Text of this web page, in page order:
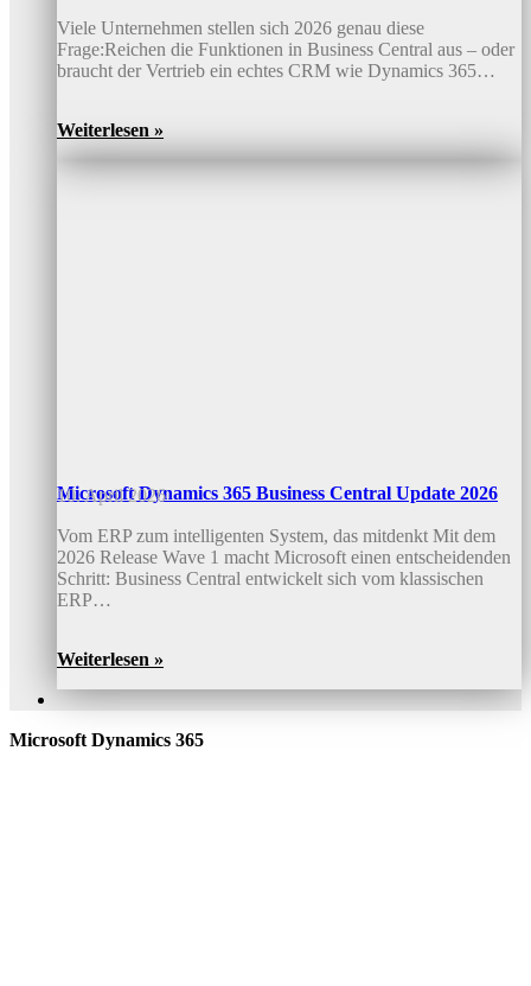
Viele Unternehmen stellen sich 2026 genau diese
Frage:Reichen die Funktionen in Business Central aus – oder
braucht der Vertrieb ein echtes CRM wie Dynamics 365…
Weiterlesen »
Microsoft Dynamics 365 Business Central Update 2026
10. April 2026
Vom ERP zum intelligenten System, das mitdenkt Mit dem
2026 Release Wave 1 macht Microsoft einen entscheidenden
Schritt: Business Central entwickelt sich vom klassischen
ERP…
Weiterlesen »
Microsoft Dynamics 365